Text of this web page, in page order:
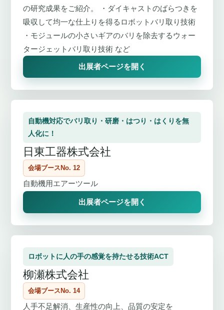
の研究成果をご紹介。 ・ダイキャストのばらつきを
吸収して均一な仕上りを得るロボットバリ取り技術
・モジュールの小さいギアのバリを除去するウォー
タージェットバリ取り技術 など
出展者ページを開く
自動機対応でバリ取り・研磨・はつり・はくりを無
人化に！
日東工器株式会社
会場ブースNo. 12
自動機用エアーツール
出展者ページを開く
ロボットに人の手の感覚を持たせる技術ACT
柳瀬株式会社
会場ブースNo. 14
人手不足解消、生産性の向上、品質の安定を